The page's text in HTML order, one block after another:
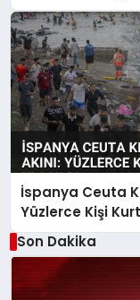
İspanya Ceuta
Yüzlerce Kişi
Son Dakika